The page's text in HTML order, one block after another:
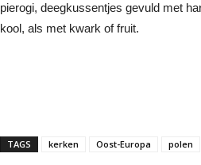
pierogi, deegkussentjes gevuld met
kool, als met kwark of fruit.
TAGS kerken Oost-Europa polen